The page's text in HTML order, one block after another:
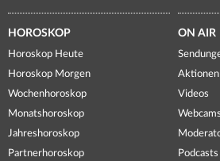
HOROSKOP
Horoskop Heute
Horoskop Morgen
Wochenhoroskop
Monatshoroskop
Jahreshoroskop
Partnerhoroskop
ON AIR
Aktionen
Videos
Webcams
Podcasts